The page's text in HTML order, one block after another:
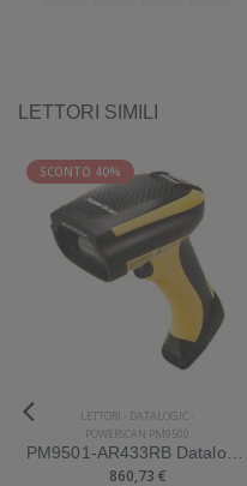
LETTORI SIMILI
SCONTO 40%
LETTORI - DATALOGIC -
POWERSCAN PM9500
PM9501-AR433RB Datalogic Mod. Powerscan PM9500.
860,73 €